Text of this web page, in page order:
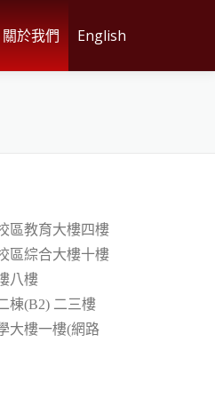
關於我們 English
區教育大樓四樓
區綜合大樓十樓
八樓
棟(B2) 二三樓
大樓一樓(網路